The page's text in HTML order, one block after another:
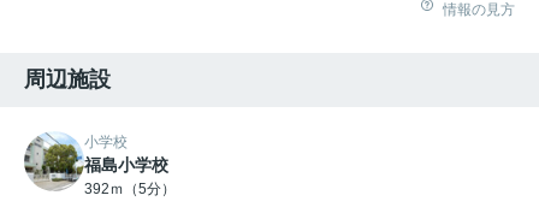
情報の見方
周辺施設
小学校
福島小学校
392ｍ（5分）